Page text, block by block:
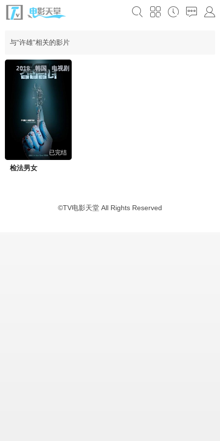
与“许雄”相关的影片
电视剧
韩国
2018
已完结
检法男女
©TV电影天堂 All Rights Reserved